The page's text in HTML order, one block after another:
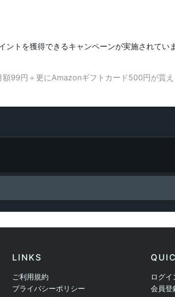
トを獲得できるキャンペーンが実施されてい
99円＋更にAmazonギフトカード500円が貰え
LINKS
ご利用規約
プライバシーポリシー
ログイ
会員登